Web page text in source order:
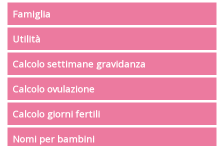
Famiglia
Utilità
Calcolo settimane gravidanza
Calcolo ovulazione
Calcolo giorni fertili
Nomi per bambini